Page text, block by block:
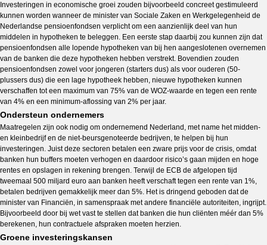
Investeringen in economische groei zouden bijvoorbeeld concreet gestimuleerd
kunnen worden wanneer de minister van Sociale Zaken en Werkgelegenheid de
Nederlandse pensioenfondsen verplicht om een aanzienlijk deel van hun
middelen in hypotheken te beleggen. Een eerste stap daarbij zou kunnen zijn dat
pensioenfondsen alle lopende hypotheken van bij hen aangeslotenen overnemen
van de banken die deze hypotheken hebben verstrekt. Bovendien zouden
pensioenfondsen zowel voor jongeren (starters dus) als voor ouderen (50-
plussers dus) die een lage hypotheek hebben, nieuwe hypotheken kunnen
verschaffen tot een maximum van 75% van de WOZ-waarde en tegen een rente
van 4% en een minimum-aflossing van 2% per jaar.
Ondersteun ondernemers
Maatregelen zijn ook nodig om ondernemend Nederland, met name het midden-
en kleinbedrijf en de niet-beursgenoteerde bedrijven, te helpen bij hun
investeringen. Juist deze sectoren betalen een zware prijs voor de crisis, omdat
banken hun buffers moeten verhogen en daardoor risico’s gaan mijden en hoge
rentes en opslagen in rekening brengen. Terwijl de ECB de afgelopen tijd
tweemaal 500 miljard euro aan banken heeft verschaft tegen een rente van 1%,
betalen bedrijven gemakkelijk meer dan 5%. Het is dringend geboden dat de
minister van Financiën, in samenspraak met andere financiële autoriteiten, ingrijpt.
Bijvoorbeeld door bij wet vast te stellen dat banken die hun cliënten méér dan 5%
berekenen, hun contractuele afspraken moeten herzien.
Groene investeringskansen